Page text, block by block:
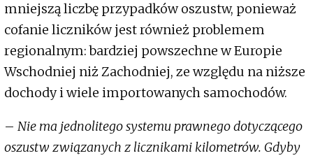
mniejszą liczbę przypadków oszustw, ponieważ
cofanie liczników jest również problemem
regionalnym: bardziej powszechne w Europie
Wschodniej niż Zachodniej, ze względu na niższe
dochody i wiele importowanych samochodów.
– Nie ma jednolitego systemu prawnego dotyczącego
oszustw związanych z licznikami kilometrów. Gdyby